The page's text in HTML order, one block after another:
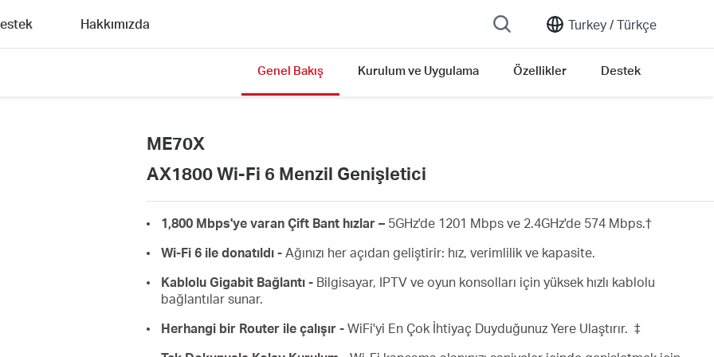
Turkey /Türkçe
Hakkımızda
Genel Bakış Kurulum ve Uygulama Özellikler Destek
ME70X
AX1800 Wi-Fi 6 Menzil Genişletici
1,800 Mbps'ye varan Çift Bant hızlar –5GHz'de 1201 Mbps ve 2.4GHz'de 574 Mbps.†
Wi-Fi 6 ile donatıldı -Ağınızı her açıdan geliştirir: hız, verimlilik ve kapasite.
Kablolu Gigabit Bağlantı -Bilgisayar, IPTV ve oyun konsolları için yüksek hızlı kablolu
bağlantılar sunar.
Herhangi bir Router ile çalışır -WiFi'yi En Çok İhtiyaç Duyduğunuz Yere Ulaştırır. ‡